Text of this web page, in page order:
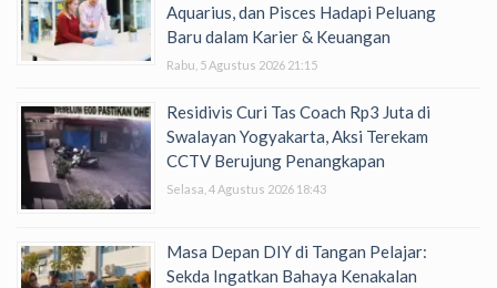
Aquarius, dan Pisces Hadapi Peluang
Baru dalam Karier & Keuangan
Rabu, 5 Agustus 2026 21:15
Residivis Curi Tas Coach Rp3 Juta di
Swalayan Yogyakarta, Aksi Terekam
CCTV Berujung Penangkapan
Selasa, 4 Agustus 2026 18:43
Masa Depan DIY di Tangan Pelajar:
Sekda Ingatkan Bahaya Kenakalan